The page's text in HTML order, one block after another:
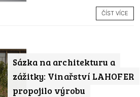
ČÍST VÍCE
Sázka na architekturu a
zážitky: Vinařství LAHOFER
propojilo výrobu